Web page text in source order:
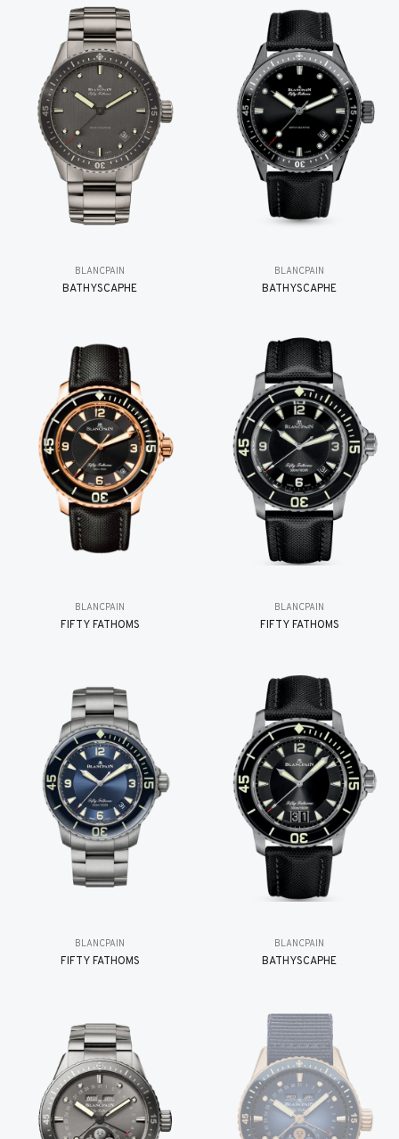
BLANCPAIN
BATHYSCAPHE
BLANCPAIN
BATHYSCAPHE
BLANCPAIN
FIFTY FATHOMS
BLANCPAIN
FIFTY FATHOMS
BLANCPAIN
FIFTY FATHOMS
BLANCPAIN
BATHYSCAPHE